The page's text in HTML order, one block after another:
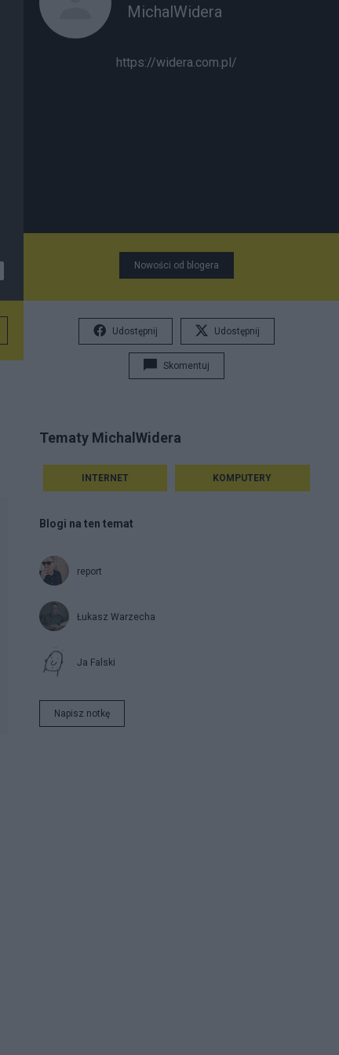
MichalWidera
https://widera.com.pl/
Nowości od blogera
Udostępnij Udostępnij
Skomentuj
Tematy MichalWidera
INTERNET KOMPUTERY
Blogi na ten temat
report
Łukasz Warzecha
Ja Falski
Napisz notkę